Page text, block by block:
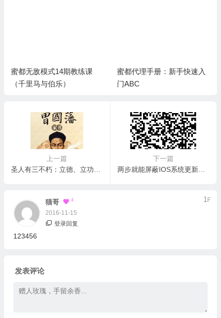
蜜都无敌模式14期教练课
（千里马与伯乐）
蜜都代理手册：新手快速入
门ABC
上一篇
下一篇
两步就能屏蔽IOS系统更新！不用再忍受苹果iphone系统更新了
猫哥 4
2016-11-15
1 F
登录回复
123456
发表评论